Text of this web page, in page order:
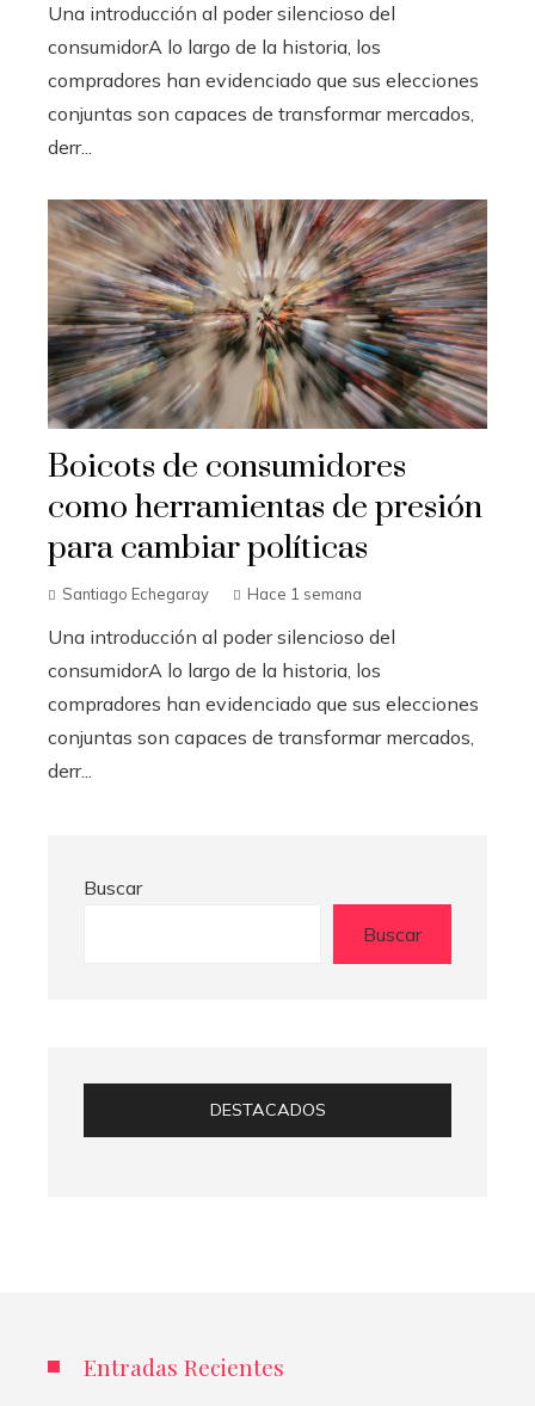
Una introducción al poder silencioso del
consumidorA lo largo de la historia, los
compradores han evidenciado que sus elecciones
conjuntas son capaces de transformar mercados,
derr...
Boicots de consumidores
como herramientas de presión
para cambiar políticas
Santiago Echegaray Hace 1 semana
Una introducción al poder silencioso del
consumidorA lo largo de la historia, los
compradores han evidenciado que sus elecciones
conjuntas son capaces de transformar mercados,
derr...
Buscar
Buscar
DESTACADOS
Entradas Recientes